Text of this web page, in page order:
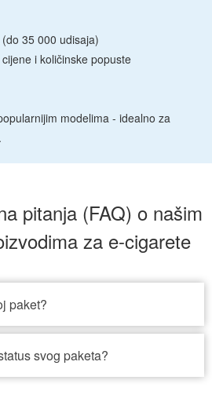
35 000 udisaja)
i količinske popuste
modelima - idealno za
pitanja (FAQ) o našim
za e-cigarete
paket?
svog paketa?